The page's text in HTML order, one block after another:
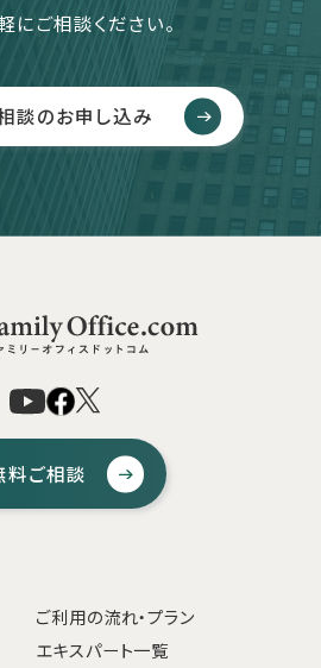
ご相談ください。
談のお申し込み
料ご相談
ご利用の流れ・プラン
エキスパート一覧